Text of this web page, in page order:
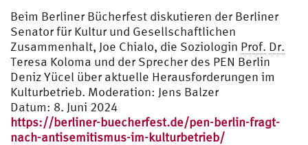
Beim Berliner Bücherfest diskutieren der Berliner
Senator für Kultur und Gesellschaftlichen
Zusammenhalt, Joe Chialo, die Soziologin Prof. Dr.
Teresa Koloma und der Sprecher des PEN Berlin
Deniz Yücel über aktuelle Herausforderungen im
Kulturbetrieb. Moderation: Jens Balzer
Datum: 8. Juni 2024
https://berliner-buecherfest.de/pen-berlin-fragt-
nach-antisemitismus-im-kulturbetrieb/